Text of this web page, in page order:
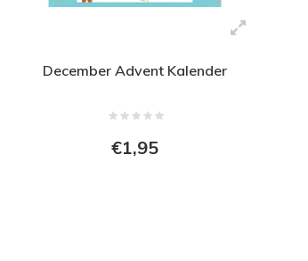
December Advent Kalender
€1,95